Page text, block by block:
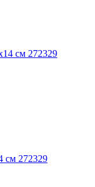
см 272329